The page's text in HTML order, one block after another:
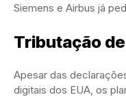
Siemens e Airbus já
Tributação
Apesar das
digitais dos EUA, os